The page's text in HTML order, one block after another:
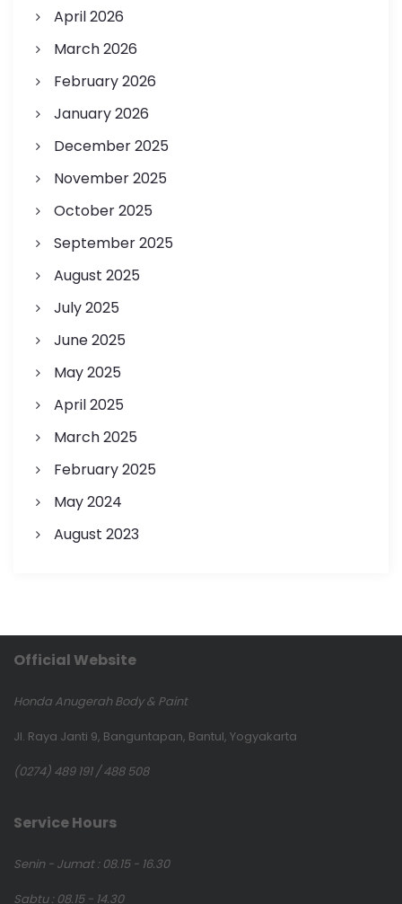
April 2026
March 2026
February 2026
January 2026
December 2025
November 2025
October 2025
September 2025
August 2025
July 2025
June 2025
May 2025
April 2025
March 2025
February 2025
May 2024
August 2023
Official Website
Honda Anugerah Body & Paint
Jl. Raya Janti 9, Banguntapan, Bantul, Yogyakarta
(0274) 489 191 / 488 508
Service Hours
Senin - Jumat : 08.15 - 16.30
Sabtu : 08.15 - 14.30